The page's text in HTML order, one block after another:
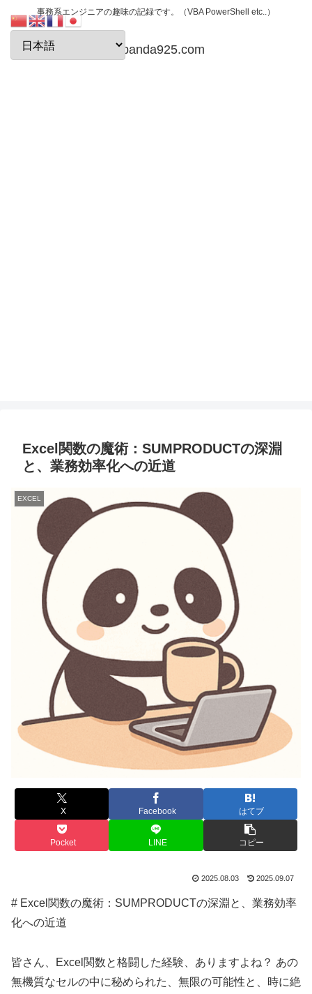
事務系エンジニアの趣味の記録です。（VBA PowerShell etc..）
papanda925.com
Excel関数の魔術：SUMPRODUCTの深淵
と、業務効率化への近道
EXCEL
X Facebook はてブ
Pocket LINE コピー
2025.08.03 2025.09.07
# Excel関数の魔術：SUMPRODUCTの深淵と、業務効率
化への近道
皆さん、Excel関数と格闘した経験、ありますよね？ あの
無機質なセルの中に秘められた、無限の可能性と、時に絶